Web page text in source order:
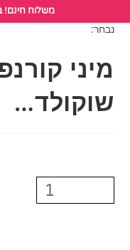
משלוח חינם!
נבחר:
מיני
שוקולד…